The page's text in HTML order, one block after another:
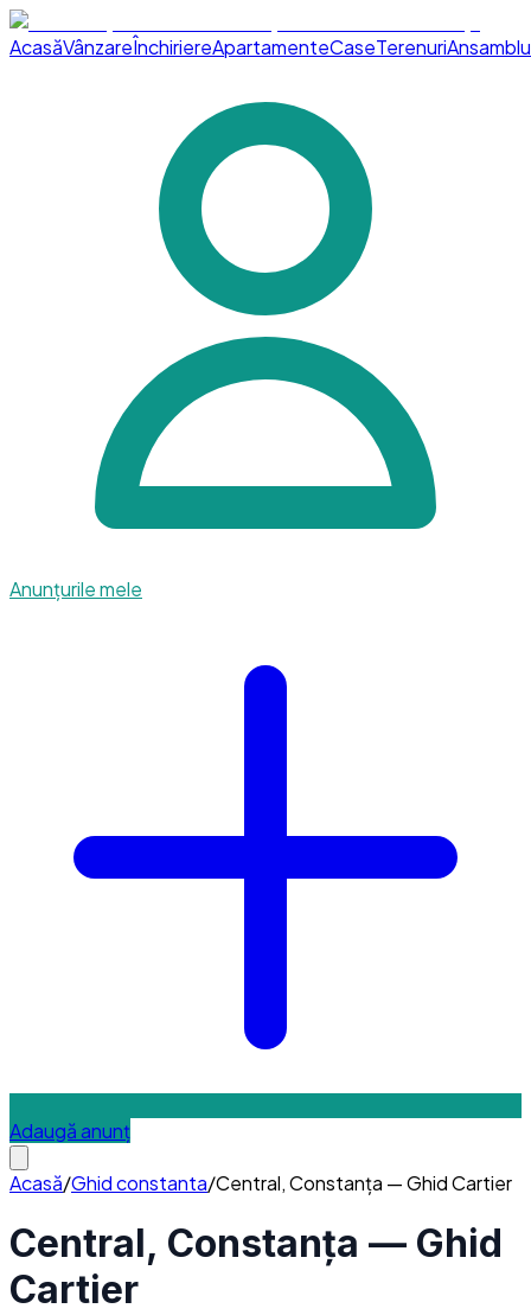
AcasăVânzareÎnchiriereApartamenteCaseTerenuri
Anunțurile mele
Adaugă anunț
Acasă/Ghidconstanta/Central, Constanța — Ghid Cartier
Central, Constanța — Ghid
Cartier